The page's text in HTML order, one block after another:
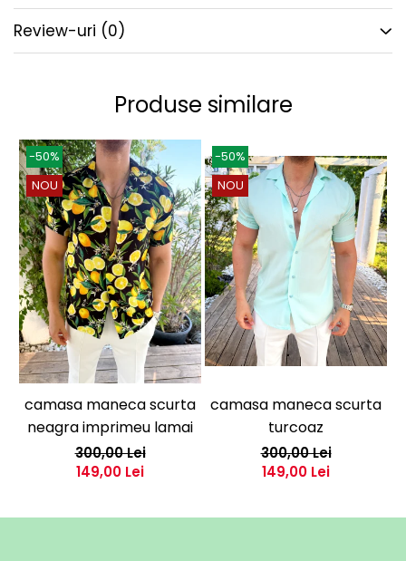
Review-uri (0)
Produse similare
-50%
NOU
camasa maneca scurta
neagra imprimeu lamai
300,00 Lei
149,00 Lei
-50%
NOU
camasa maneca scurta
turcoaz
300,00 Lei
149,00 Lei